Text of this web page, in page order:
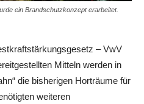
ein Brandschutzkonzept erarbeitet.
– VwV
Mitteln werden in
die bisherigen Horträume für
weiteren